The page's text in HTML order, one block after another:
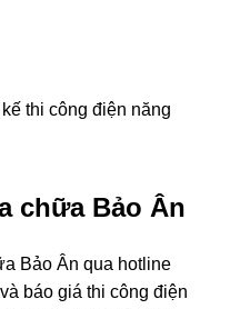
thi công điện năng
chữa Bảo Ân
Bảo Ân qua hotline
báo giá thi công điện